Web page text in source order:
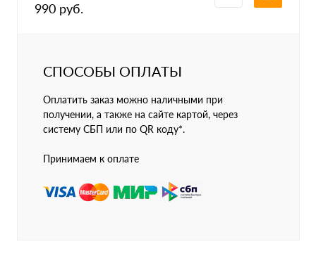
990 руб.
СПОСОБЫ ОПЛАТЫ
Оплатить заказ можно наличными при
получении, а также на сайте картой, через
систему СБП или по QR коду*.
Принимаем к оплате